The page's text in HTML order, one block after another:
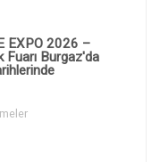
EXPO 2026 –
Fuarı Burgaz'da